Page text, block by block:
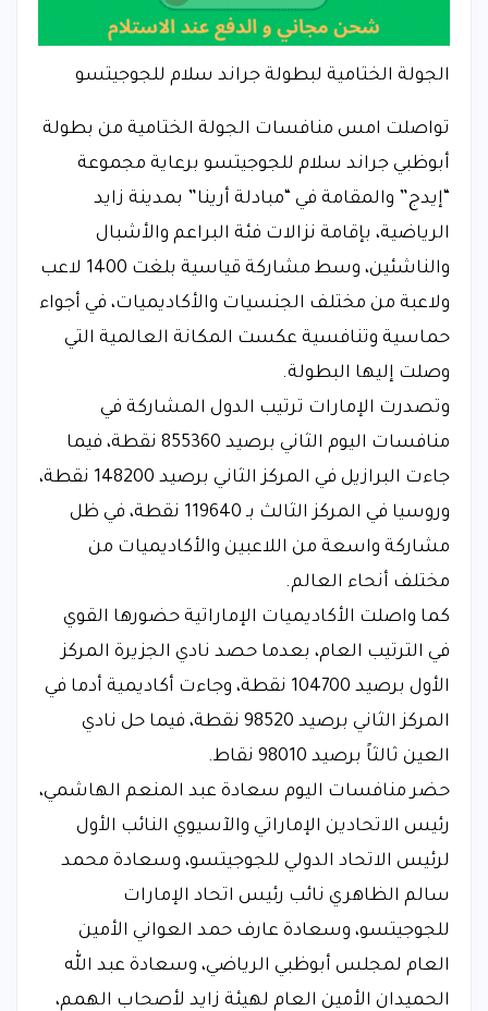
الجولة الختامية لبطولة جراند سلام للجوجيتسو
تواصلت امس منافسات الجولة الختامية من بطولة
أبوظبي جراند سلام للجوجيتسو برعاية مجموعة
“إيدج” والمقامة في “مبادلة أرينا” بمدينة زايد
الرياضية، بإقامة نزالات فئة البراعم والأشبال
والناشئين، وسط مشاركة قياسية بلغت 1400 لاعب
ولاعبة من مختلف الجنسيات والأكاديميات، في أجواء
حماسية وتنافسية عكست المكانة العالمية التي
وصلت إليها البطولة.
وتصدرت الإمارات ترتيب الدول المشاركة في
منافسات اليوم الثاني برصيد 855360 نقطة، فيما
جاءت البرازيل في المركز الثاني برصيد 148200 نقطة،
وروسيا في المركز الثالث بـ 119640 نقطة، في ظل
مشاركة واسعة من اللاعبين والأكاديميات من
مختلف أنحاء العالم.
كما واصلت الأكاديميات الإماراتية حضورها القوي
في الترتيب العام، بعدما حصد نادي الجزيرة المركز
الأول برصيد 104700 نقطة، وجاءت أكاديمية أدما في
المركز الثاني برصيد 98520 نقطة، فيما حل نادي
العين ثالثاً برصيد 98010 نقاط.
حضر منافسات اليوم سعادة عبد المنعم الهاشمي،
رئيس الاتحادين الإماراتي والآسيوي النائب الأول
لرئيس الاتحاد الدولي للجوجيتسو، وسعادة محمد
سالم الظاهري نائب رئيس اتحاد الإمارات
للجوجيتسو، وسعادة عارف حمد العواني الأمين
العام لمجلس أبوظبي الرياضي، وسعادة عبد الله
الحميدان الأمين العام لهيئة زايد لأصحاب الهمم،